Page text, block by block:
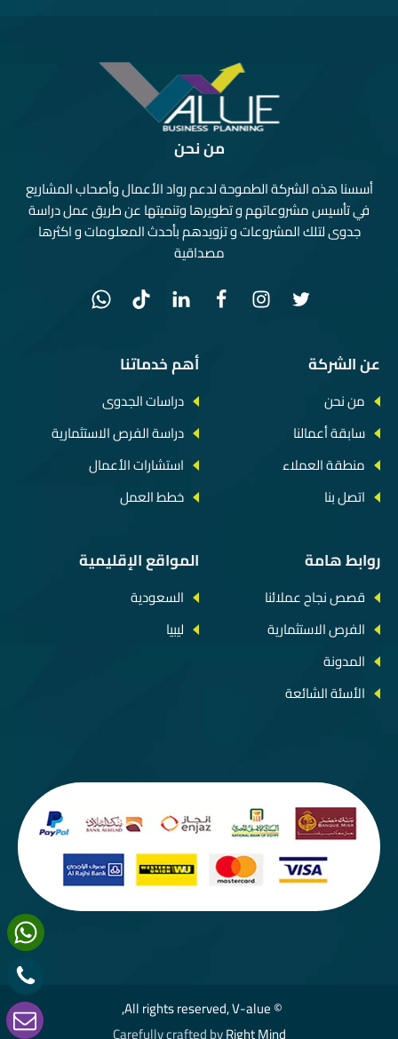
من نحن
أسسنا هذه الشركة الطموحة لدعم رواد الأعمال وأصحاب المشاريع
في تأسيس مشروعاتهم و تطويرها وتنميتها عن طريق عمل دراسة
جدوى لتلك المشروعات و تزويدهم بأحدث المعلومات و اكثرها
مصداقية
عن الشركة
من نحن
سابقة أعمالنا
منطقة العملاء
اتصل بنا
أهم خدماتنا
دراسات الجدوى
دراسة الفرص الاستثمارية
استشارات الأعمال
خطط العمل
روابط هامة
قصص نجاح عملائنا
الفرص الاستثمارية
المدونة
الأسئة الشائعة
المواقع الإقليمية
السعودية
ليبيا
© All rights reserved, V-alue,